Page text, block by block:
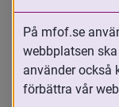
Oavsett om
På mfof.se
webbplatsen
använder också
förbättra vår